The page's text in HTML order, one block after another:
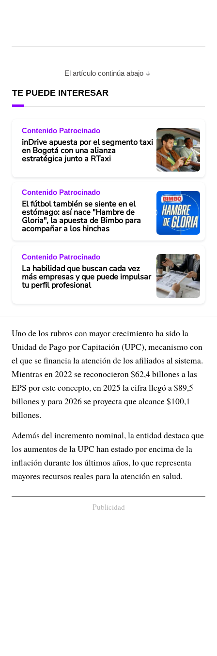
El artículo continúa abajo
TE PUEDE INTERESAR
Contenido Patrocinado
inDrive apuesta por el segmento taxi
en Bogotá con una alianza
estratégica junto a RTaxi
Contenido Patrocinado
El fútbol también se siente en el
estómago: así nace "Hambre de
Gloria", la apuesta de Bimbo para
acompañar a los hinchas
Contenido Patrocinado
La habilidad que buscan cada vez
más empresas y que puede impulsar
tu perfil profesional
Uno de los rubros con mayor crecimiento ha sido la
Unidad de Pago por Capitación (UPC), mecanismo con
el que se financia la atención de los afiliados al sistema.
Mientras en 2022 se reconocieron $62,4 billones a las
EPS por este concepto, en 2025 la cifra llegó a $89,5
billones y para 2026 se proyecta que alcance $100,1
billones.
Además del incremento nominal, la entidad destaca que
los aumentos de la UPC han estado por encima de la
inflación durante los últimos años, lo que representa
mayores recursos reales para la atención en salud.
Publicidad